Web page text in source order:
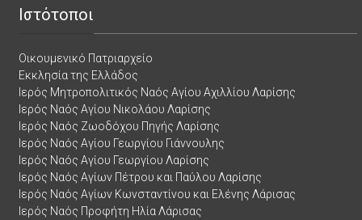
Ιστότοποι
Οικουμενικό Πατριαρχείο
Εκκλησία της Ελλάδος
Ιερός Μητροπολιτικός Ναός Αγίου Αχιλλίου Λαρίσης
Ιερός Ναός Αγίου Νικολάου Λαρίσης
Ιερός Ναός Ζωοδόχου Πηγής Λαρίσης
Ιερός Ναός Αγίου Γεωργίου Γιάννουλης
Ιερός Ναός Αγίου Γεωργίου Λαρίσης
Ιερός Ναός Αγίων Πέτρου και Παύλου Λαρίσης
Ιερός Ναός Αγίων Κωνσταντίνου και Ελένης Λάρισας
Ιερός Ναός Προφήτη Ηλία Λάρισας